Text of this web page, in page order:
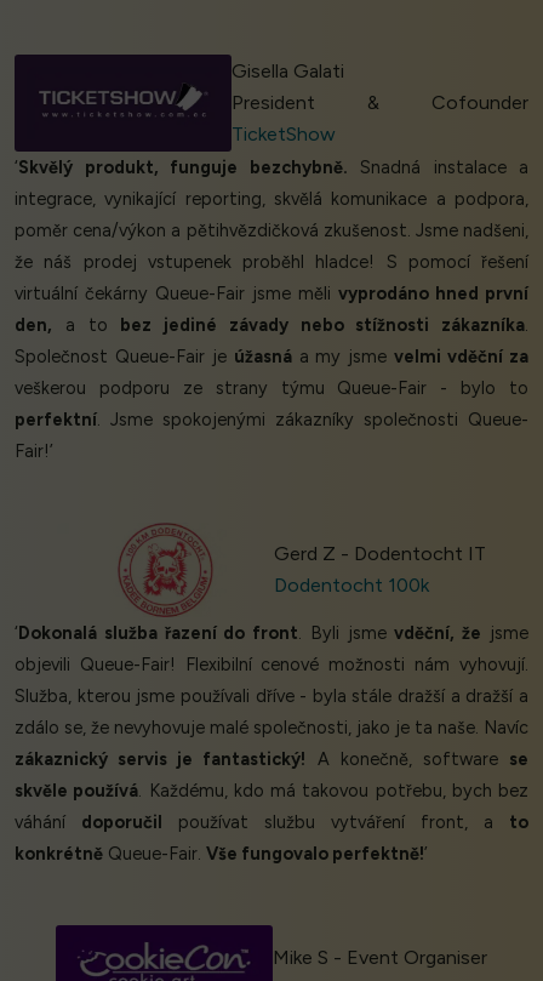
Gisella Galati
President & Cofounder
TicketShow
‘Skvělý produkt, funguje bezchybně. Snadná instalace a
integrace, vynikající reporting, skvělá komunikace a podpora,
poměr cena/výkon a pětihvězdičková zkušenost. Jsme nadšeni,
že náš prodej vstupenek proběhl hladce! S pomocí řešení
virtuální čekárny Queue-Fair jsme měli vyprodáno hned první
den, a to bez jediné závady nebo stížnosti zákazníka.
Společnost Queue-Fair je úžasnáa my jsmevelmi vděční za
veškerou podporu ze strany týmu Queue-Fair - bylo to
perfektní. Jsme spokojenými zákazníky společnosti Queue-
Fair!’
Gerd Z - Dodentocht IT
Dodentocht 100k
‘ Dokonalá služba řazení do front. Byli jsmevděční, že jsme
objevili Queue-Fair! Flexibilní cenové možnosti nám vyhovují.
Služba, kterou jsme používali dříve - byla stále dražší a dražší a
zdálo se, že nevyhovuje malé společnosti, jako je ta naše. Navíc
zákaznický servis je fantastický! A konečně, software se
skvěle používá. Každému, kdo má takovou potřebu, bych bez
váhání doporučil používat službu vytváření front, a to
konkrétně Queue-Fair. Vše fungovalo perfektně!’
Mike S - Event Organiser